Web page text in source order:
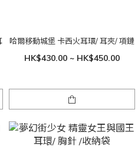
哈爾移動城堡 卡西火耳環/ 耳夾/ 項鏈
HK$430.00 ~ HK$450.00